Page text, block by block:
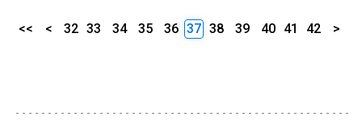
<< < 32 33 34 35 36 37 38 39 40 41 42 >